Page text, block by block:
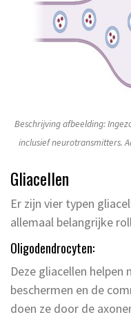
Beschrijving afbeelding:
inclusief neurotransmitters.
Gliacellen
Er zijn vier typen
allemaal belangrijke
Oligodendrocyten:
Deze gliacellen
beschermen en de
doen ze door de